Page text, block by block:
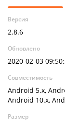
Версия
2.8.6
Обновлено
2020-02-03
Совместимость
Android 5.x,
Android 10.x,
Размер